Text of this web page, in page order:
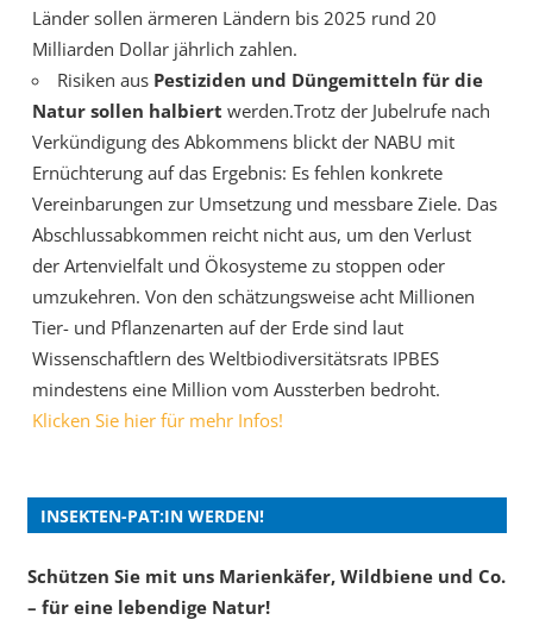
Länder sollen ärmeren Ländern bis 2025 rund 20
Milliarden Dollar jährlich zahlen.
Risiken aus Pestiziden und Düngemitteln für die
Natur sollen halbiert werden.Trotz der Jubelrufe nach
Verkündigung des Abkommens blickt der NABU mit
Ernüchterung auf das Ergebnis: Es fehlen konkrete
Vereinbarungen zur Umsetzung und messbare Ziele. Das
Abschlussabkommen reicht nicht aus, um den Verlust
der Artenvielfalt und Ökosysteme zu stoppen oder
umzukehren. Von den schätzungsweise acht Millionen
Tier- und Pflanzenarten auf der Erde sind laut
Wissenschaftlern des Weltbiodiversitätsrats IPBES
mindestens eine Million vom Aussterben bedroht.
Klicken Sie hier für mehr Infos!
INSEKTEN-PAT:IN WERDEN!
Schützen Sie mit uns Marienkäfer, Wildbiene und Co.
– für eine lebendige Natur!